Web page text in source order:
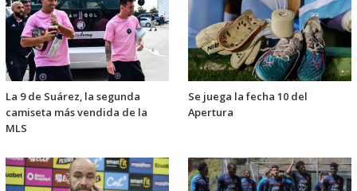
La 9 de Suárez, la segunda
camiseta más vendida de la
MLS
Se juega la fecha 10 del
Apertura